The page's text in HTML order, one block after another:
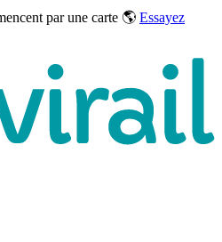
par une carte 🌎 Essayez